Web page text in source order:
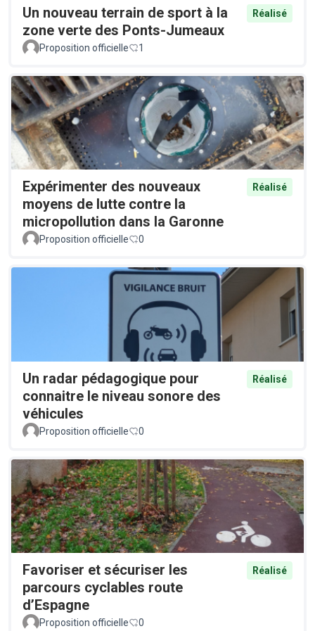
Un nouveau terrain de sport à la
zone verte des Ponts-Jumeaux
Réalisé
Proposition officielle 1
Expérimenter des nouveaux
moyens de lutte contre la
micropollution dans la Garonne
Réalisé
Proposition officielle 0
Un radar pédagogique pour
connaitre le niveau sonore des
véhicules
Réalisé
Proposition officielle 0
Favoriser et sécuriser les
parcours cyclables route
d’Espagne
Réalisé
Proposition officielle 0